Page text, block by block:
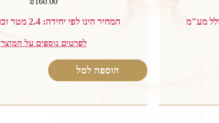
המחיר הינו לפי יחידה: 2.4 מטר וכולל מע"מ
לפרטים נוספים על המוצר
הוספה לסל